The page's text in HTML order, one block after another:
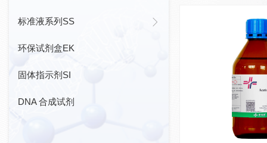
标准液系列SS
环保试剂盒EK
固体指示剂SI
DNA 合成试剂